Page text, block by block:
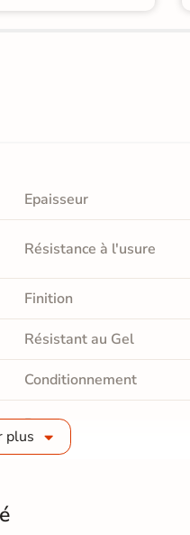
Epaisseur
Résistance à l'usure
Finition
Résistant au Gel
Conditionnement
Pose
plus